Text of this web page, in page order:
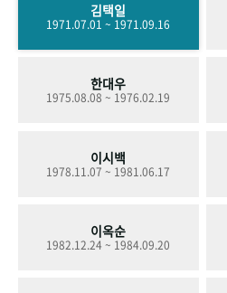
기록물 아카이브
사진 아카이브 문서 기록물
주년 기념
성과 50선 숫자로 보는 50년
김택일
1971.07.01 ~ 1971.09.16
한대우
1975.08.08 ~ 1976.02.19
이시백
1978.11.07 ~ 1981.06.17
이옥순
1982.12.24 ~ 1984.09.20